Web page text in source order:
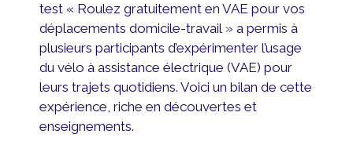
test « Roulez gratuitement en VAE pour vos
déplacements domicile-travail » a permis à
plusieurs participants d’expérimenter l’usage
du vélo à assistance électrique (VAE) pour
leurs trajets quotidiens. Voici un bilan de cette
expérience, riche en découvertes et
enseignements.